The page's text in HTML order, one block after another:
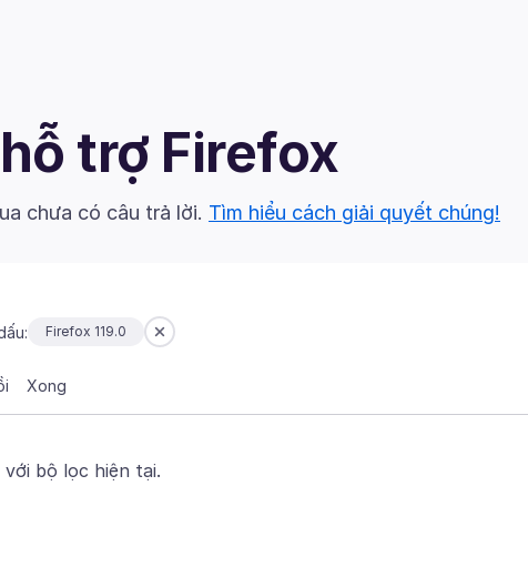
trợ Firefox
chưa có câu trả lời. Tìm hiểu cách giải quyết chúng!
Firefox 119.0
Xong
bộ lọc hiện tại.